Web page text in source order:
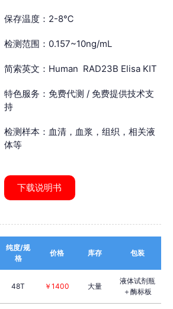
保存温度：2-8℃
检测范围：0.157~10ng/mL
简索英文：Human RAD23B Elisa KIT
特色服务：免费代测 / 免费提供技术支
持
检测样本：血清，血浆，组织，相关液
体等
下载说明书
纯度/规
格
价格 库存 包装
48T ￥1400 大量
液体试剂瓶
＋酶标板